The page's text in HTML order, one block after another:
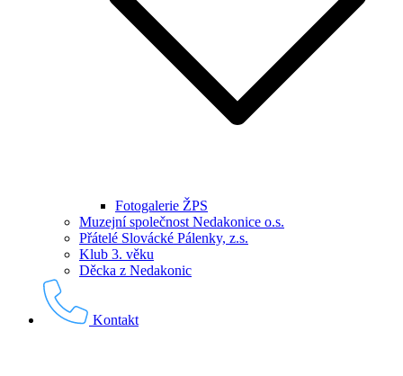
Fotogalerie ŽPS
Muzejní společnost Nedakonice o.s.
Přátelé Slovácké Pálenky, z.s.
Klub 3. věku
Děcka z Nedakonic
Kontakt